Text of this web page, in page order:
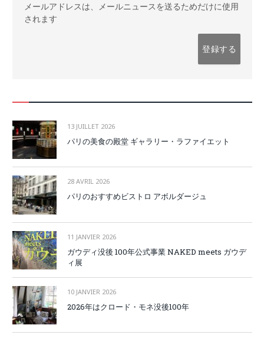
メールアドレスは、メールニュースを送るためだけに使用
されます
13 JUILLET 2026
パリの美食の殿堂 ギャラリー・ラファイエット
28 AVRIL 2026
パリのおすすめビストロ アボルダージュ
11 JANVIER 2026
ガウディ没後 100年公式事業 NAKED meets ガウデ
ィ展
10 JANVIER 2026
2026年はクロード・モネ没後100年